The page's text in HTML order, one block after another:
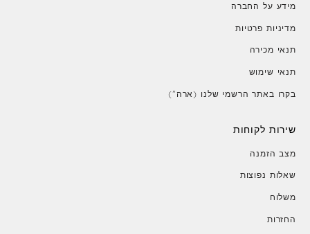
מידע על החברה
מדיניות פרטיות
תנאי מכירה
תנאי שימוש
בקרו באתר הרשמי שלנו (ארה")
שירות לקוחות
מצב הזמנה
שאלות נפוצות
משלוח
החזרות